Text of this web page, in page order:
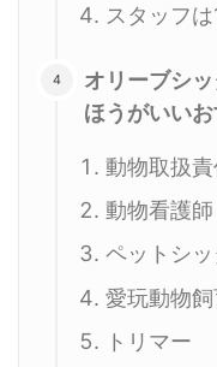
スタッフ
オリーブシ
ほうがいい
動物取扱
動物看護師
ペットシ
愛玩動物
トリマー